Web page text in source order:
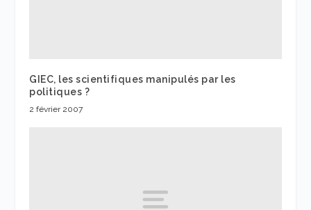
GIEC, les scientifiques manipulés par les
politiques ?
2 février 2007